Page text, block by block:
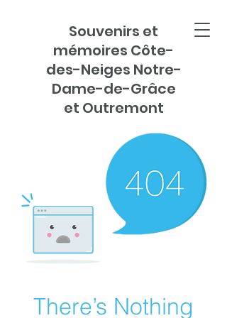
Souvenirs et
mémoires Côte-
des-Neiges Notre-
Dame-de-Grâce
et Outremont
There’s Nothing